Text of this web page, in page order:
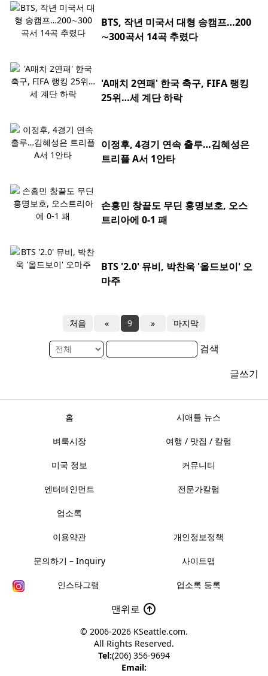
BTS, 작년 미국서 대형 송캠프…200
∼300곡서 14곡 추렸다
'A매치 2연패' 한국 축구, FIFA 랭킹
25위…세 계단 하락
이정후, 4경기 연속 출루…김혜성은
트리플 A서 1안타
손흥민 창끝도 무딘 홍명보호, 오스
트리아에 0-1 패
BTS '2.0' 뮤비, 박찬욱 '올드보이' 오
마주
처음 « 9 » 마지막
검색
글쓰기
홈 시애틀 뉴스
벼룩시장 여행 / 맛집 / 칼럼
미국 정보 커뮤니티
엔터테인먼트 전문가칼럼
업소록
이용약관 개인정보정책
문의하기 – Inquiry 사이트맵
인스타그램 업소록 등록
맨위로
© 2006-2026 KSeattle.com.
All Rights Reserved.
Tel:(206) 356-9694
Email: